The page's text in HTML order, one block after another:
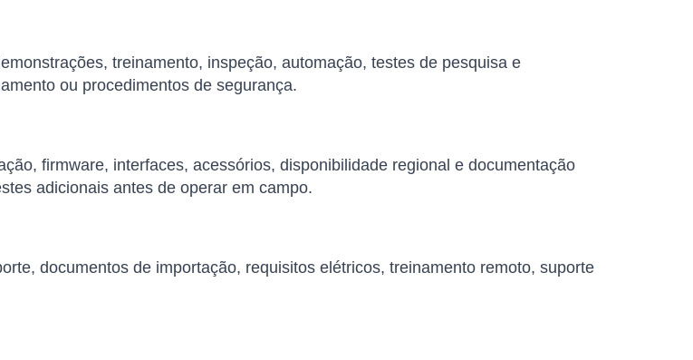
treinamento, inspeção, automação, testes de pesquisa e
ou procedimentos de segurança.
firmware, interfaces, acessórios, disponibilidade regional e documentação
adicionais antes de operar em campo.
documentos de importação, requisitos elétricos, treinamento remoto, suporte